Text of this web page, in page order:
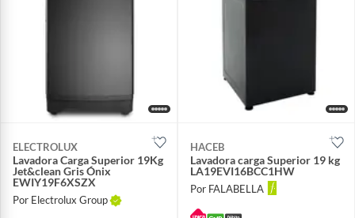
ELECTROLUX
Lavadora Carga Superior 19Kg
Jet&clean Gris Ónix
EWIY19F6XSZX
Por Electrolux Group
HACEB
Lavadora carga Superior 19 kg
LA19EVI16BCC1HW
Por FALABELLA